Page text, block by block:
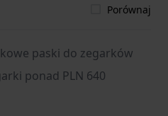
Porównaj
paski do zegarków
ponad PLN 640